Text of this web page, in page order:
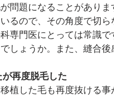
問題になることがあり
るので、その角度で切
専門医にとっては常識
しょうか。また、縫合
が再度脱毛した
植した毛も再度抜ける